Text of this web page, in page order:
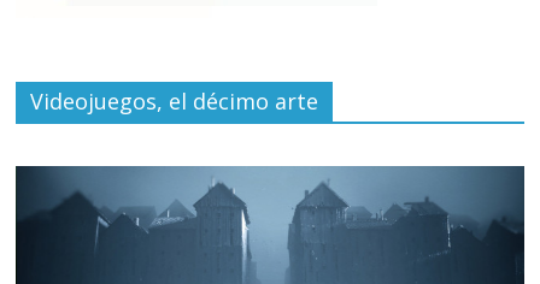
Videojuegos, el décimo arte